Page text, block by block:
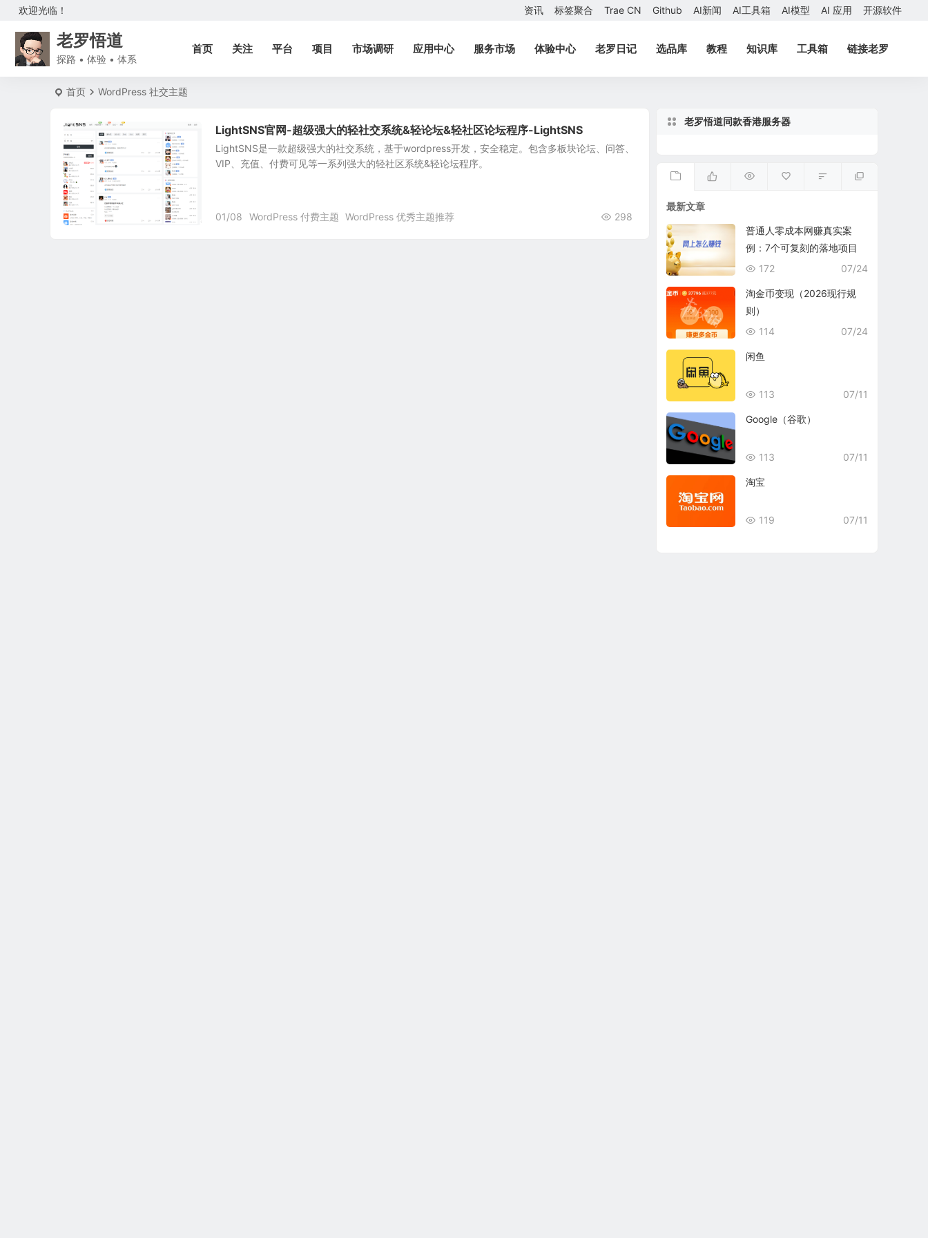
欢迎光临！ 资讯 标签聚合 Trae CN Github AI新闻 AI工具箱 AI模型 AI 应用 开源软件
老罗悟道
探路 • 体验 • 体系
首页 关注 平台 项目 市场调研 应用中心 服务市场 体验中心 老罗日记 选品库 教程 知识库 工具箱 链接老罗
首页 WordPress 社交主题
LightSNS官网-超级强大的轻社交系统&轻论坛&轻社区论坛程序-LightSNS
LightSNS是一款超级强大的社交系统，基于wordpress开发，安全稳定。包含多板块论坛、问答、
VIP、充值、付费可见等一系列强大的轻社区系统&轻论坛程序。
01/08 298
WordPress 付费主题 WordPress 优秀主题推荐
老罗悟道同款香港服务器
最新文章
普通人零成本网赚真实案
例：7个可复刻的落地项目
07/24
172
淘金币变现（2026现行规
则）
07/24
114
闲鱼
07/11
113
Google（谷歌）
07/11
113
淘宝
07/11
119